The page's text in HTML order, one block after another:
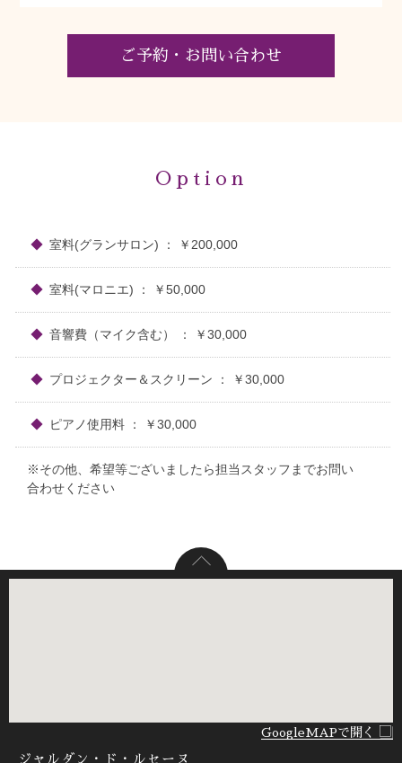
ご予約・お問い合わせ
Option
室料(グランサロン) ： ￥200,000
室料(マロニエ) ： ￥50,000
音響費（マイク含む） ： ￥30,000
プロジェクター＆スクリーン ： ￥30,000
ピアノ使用料 ： ￥30,000
※その他、希望等ございましたら担当スタッフまでお問い
合わせください
GoogleMAPで開く
ジャルダン・ド・ルセーヌ